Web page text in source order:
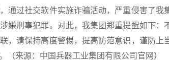
通过社交软件实施诈骗活动，严重侵害了我
嫌刑事犯罪。对此，我集团郑重提醒如下：
，请保持高度警惕，提高防范意识，谨防上
来源：中国兵器工业集团有限公司官网）